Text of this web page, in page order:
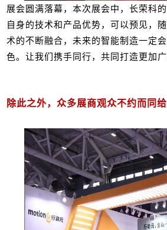
展会圆满落幕，本次展会中，长荣科
自身的技术和产品优势，可以预见，
术的不断融合，未来的智能制造一定
色。让我们携手同行，共同打造更加广
除此之外，众多展商观众不约而同